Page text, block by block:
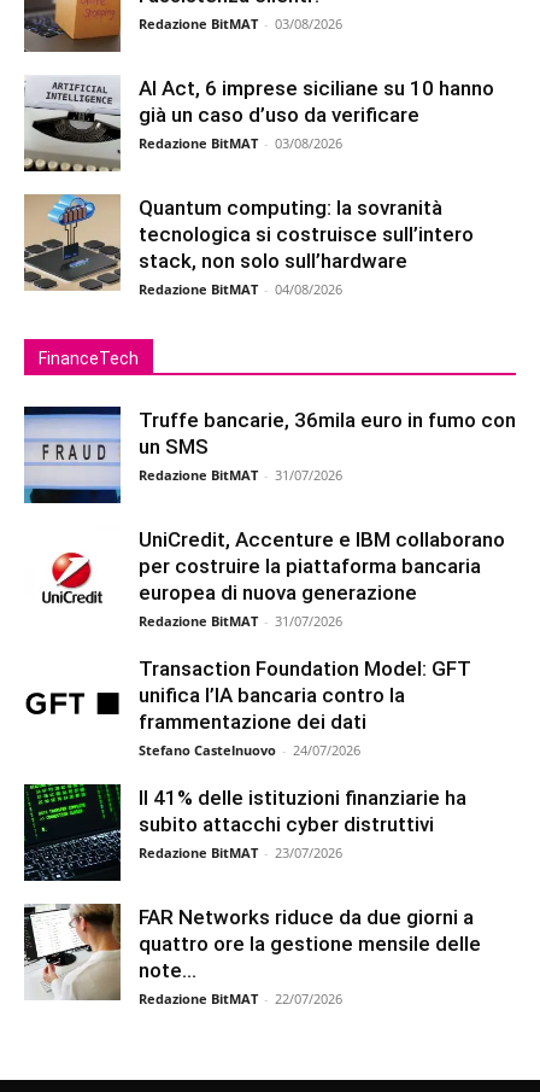
Redazione BitMAT - 03/08/2026
AI Act, 6 imprese siciliane su 10 hanno
già un caso d’uso da verificare
Redazione BitMAT - 03/08/2026
Quantum computing: la sovranità
tecnologica si costruisce sull’intero
stack, non solo sull’hardware
Redazione BitMAT - 04/08/2026
FinanceTech
Truffe bancarie, 36mila euro in fumo con
un SMS
Redazione BitMAT - 31/07/2026
UniCredit, Accenture e IBM collaborano
per costruire la piattaforma bancaria
europea di nuova generazione
Redazione BitMAT - 31/07/2026
Transaction Foundation Model: GFT
unifica l’IA bancaria contro la
frammentazione dei dati
Stefano Castelnuovo - 24/07/2026
Il 41% delle istituzioni finanziarie ha
subito attacchi cyber distruttivi
Redazione BitMAT - 23/07/2026
FAR Networks riduce da due giorni a
quattro ore la gestione mensile delle
note...
Redazione BitMAT - 22/07/2026